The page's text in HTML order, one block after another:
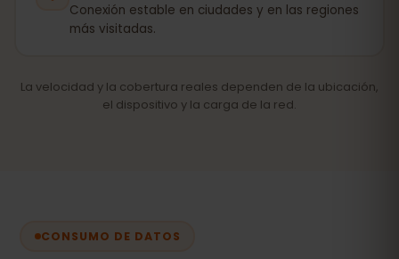
Conexión estable en ciudades y en las regiones
más visitadas.
La velocidad y la cobertura reales dependen de la ubicación,
el dispositivo y la carga de la red.
CONSUMO DE DATOS